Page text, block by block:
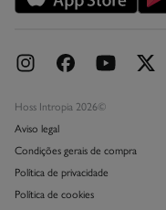
Hoss Intropia 2026©
Aviso legal
Condições gerais de compra
Política de privacidade
Política de cookies